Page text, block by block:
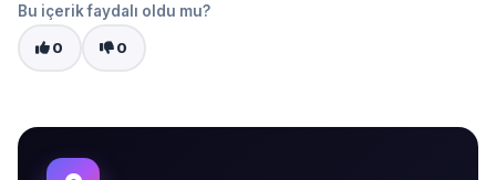
Bu içerik faydalı oldu mu?
0 0